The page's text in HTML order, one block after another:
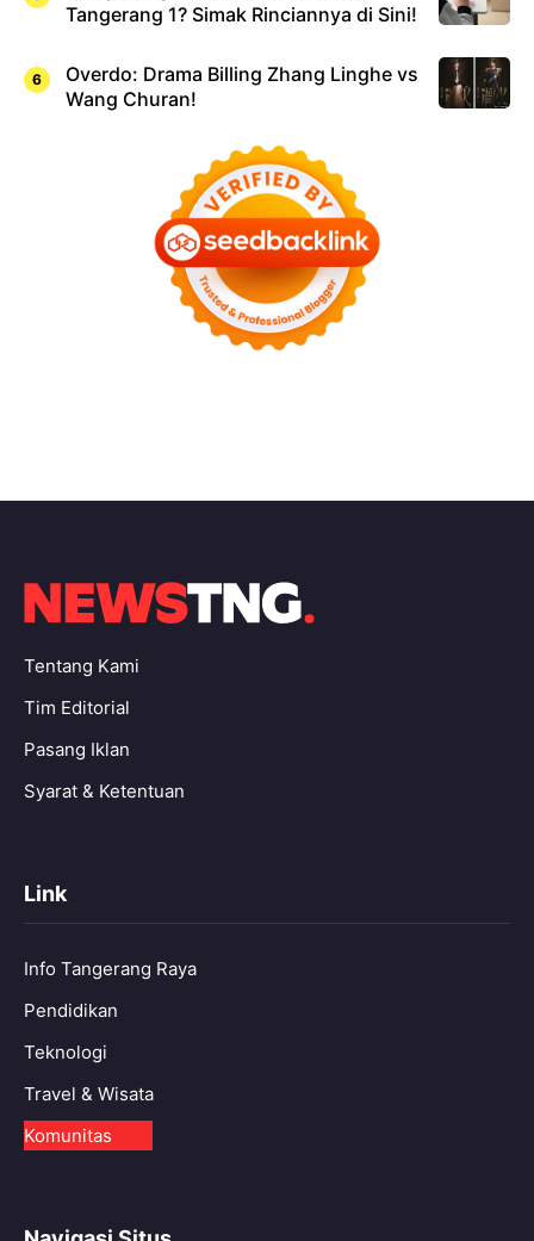
Tangerang 1? Simak Rinciannya di Sini!
Overdo: Drama Billing Zhang Linghe vs
Wang Churan!
Tentang Kami
Tim Editorial
Pasang Iklan
Syarat & Ketentuan
Link
Info Tangerang Raya
Pendidikan
Teknologi
Travel & Wisata
Komunitas